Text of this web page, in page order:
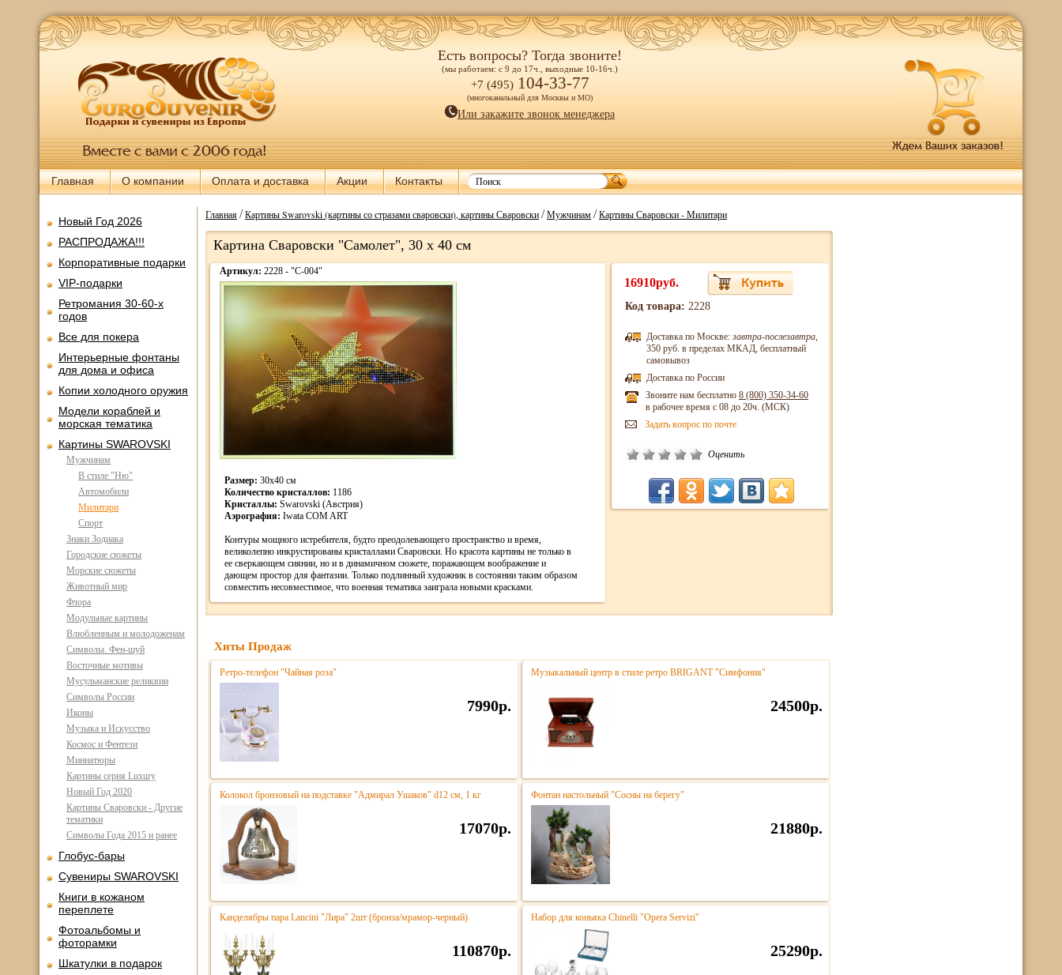
Есть вопросы? Тогда звоните!
(мы работаем: с 9 до 17ч., выходные 10-16ч.)
+7 (495) 104-33-77
(многоканальный для Москвы и МО)
Или закажите звонок менеджера
Главная О компании Оплата и доставка Акции Контакты
Новый Год 2026
РАСПРОДАЖА!!!
Корпоративные подарки
VIP-подарки
Ретромания 30-60-х
годов
Все для покера
Интерьерные фонтаны
для дома и офиса
Копии холодного оружия
Модели кораблей и
морская тематика
Картины SWAROVSKI
Мужчинам
В стиле "Ню"
Автомобили
Милитари
Спорт
Знаки Зодиака
Городские сюжеты
Морские сюжеты
Животный мир
Флора
Модульные картины
Влюбленным и молодоженам
Символы. Фен-шуй
Восточные мотивы
Мусульманские реликвии
Символы России
Иконы
Музыка и Искусство
Космос и Фентези
Миниатюры
Картины серия Luxury
Новый Год 2020
Картины Сваровски - Другие
тематики
Символы Года 2015 и ранее
Глобус-бары
Сувениры SWAROVSKI
Книги в кожаном
переплете
Фотоальбомы и
фоторамки
Шкатулки в подарок
Главная/Картины Swarovski (картины со стразами сваровски), картины Сваровски/Мужчинам/Картины Сваровски - Милитари
Картина Сваровски "Самолет", 30 х 40 см
Артикул: 2228 - "С-004"
Размер: 30х40 см
Количество кристаллов: 1186
Кристаллы: Swarovski (Австрия)
Аэрография: Iwata COM ART
Контуры мощного истребителя, будто преодолевающего пространство и время,
великолепно инкрустированы кристаллами Сваровски. Но красота картины не только в
ее сверкающем сиянии, но и в динамичном сюжете, поражающем воображение и
дающем простор для фантазии. Только подлинный художник в состоянии таким образом
совместить несовместимое, что военная тематика заиграла новыми красками.
16910руб.
Код товара: 2228
Доставка по Москве: завтра-послезавтра,
350 руб. в пределах МКАД, бесплатный
самовывоз
Доставка по России
Звоните нам бесплатно 8 (800) 350-34-60
в рабочее время с 08 до 20ч. (МСК)
Задать вопрос по почте
Оценить
Хиты Продаж
Ретро-телефон "Чайная роза"
7990р.
Музыкальный центр в стиле ретро BRIGANT "Симфония"
24500р.
Колокол бронзовый на подставке "Адмирал Ушаков" d12 см, 1 кг
17070р.
Фонтан настольный "Сосны на берегу"
21880р.
Канделябры пара Lancini "Лира" 2шт (бронза/мрамор-черный)
110870р.
Набор для коньяка Chinelli "Opera Servizi"
25290р.